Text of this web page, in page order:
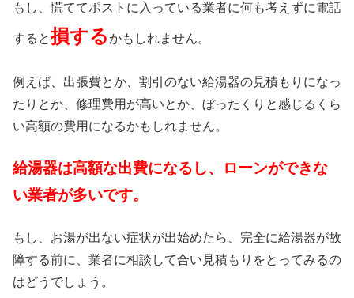
もし、慌ててポストに入っている業者に何も考えずに電話
すると損するかもしれません。
例えば、出張費とか、割引のない給湯器の見積もりになっ
たりとか、修理費用が高いとか、ぼったくりと感じるくら
い高額の費用になるかもしれません。
給湯器は高額な出費になるし、ローンができな
い業者が多いです。
もし、お湯が出ない症状が出始めたら、完全に給湯器が故
障する前に、業者に相談して合い見積もりをとってみるの
はどうでしょう。